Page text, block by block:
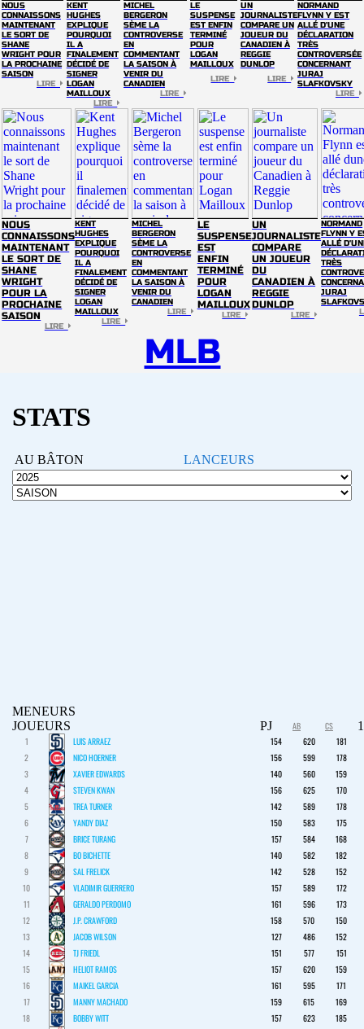
NOUS
CONNAISSONS
MAINTENANT
LE SORT DE
SHANE
WRIGHT POUR
LA PROCHAINE
SAISON
LIRE
KENT
HUGHES
EXPLIQUE
POURQUOI
IL A
FINALEMENT
DÉCIDÉ DE
SIGNER
LOGAN
MAILLOUX
LIRE
MICHEL
BERGERON
SÈME LA
CONTROVERSE
EN
COMMENTANT
LA SAISON À
VENIR DU
CANADIEN
LIRE
LE
SUSPENSE
EST ENFIN
TERMINÉ
POUR
LOGAN
MAILLOUX
LIRE
UN
JOURNALISTE
COMPARE UN
JOUEUR DU
CANADIEN À
REGGIE
DUNLOP
LIRE
NORMAND
FLYNN Y EST
ALLÉ D'UNE
DÉCLARATION
TRÈS
CONTROVERSÉE
CONCERNANT
JURAJ
SLAFKOVSKY
LIRE
NOUS
CONNAISSONS
MAINTENANT
LE SORT DE
SHANE
WRIGHT
POUR LA
PROCHAINE
SAISON
LIRE
KENT
HUGHES
EXPLIQUE
POURQUOI
IL A
FINALEMENT
DÉCIDÉ DE
SIGNER
LOGAN
MAILLOUX
LIRE
MICHEL
BERGERON
SÈME LA
CONTROVERSE
EN
COMMENTANT
LA SAISON À
VENIR DU
CANADIEN
LIRE
LE
SUSPENSE
EST
ENFIN
TERMINÉ
POUR
LOGAN
MAILLOUX
LIRE
UN
JOURNALISTE
COMPARE
UN JOUEUR
DU
CANADIEN À
REGGIE
DUNLOP
LIRE
NORMAND
FLYNN Y
ALLÉ
TRÈS
JURAJ
MLB
STATS
AU BÂTON LANCEURS
MENEURS
JOUEURS
PJ AB CS
1 LUIS ARRAEZ 154 620
181
2
NICO HOERNER 156 599
178
3
XAVIER EDWARDS 140 560
159
4
STEVEN KWAN 156 625
170
5
TREA TURNER 142 589
178
6
YANDY DIAZ 150 583
175
7
BRICE TURANG 157 584
168
8
BO BICHETTE 140 582
182
9
SAL FRELICK 142 528
152
10
VLADIMIR GUERRERO 157 589
172
11
GERALDO PERDOMO 161 596
173
12
J.P. CRAWFORD 158 570
150
13
JACOB WILSON 127 486
152
14
TJ FRIEDL 151 577
151
15
HELIOT RAMOS 157 620
159
16
MAIKEL GARCIA 161 595
171
17
MANNY MACHADO 159 615
169
18
BOBBY WITT 157 623
185